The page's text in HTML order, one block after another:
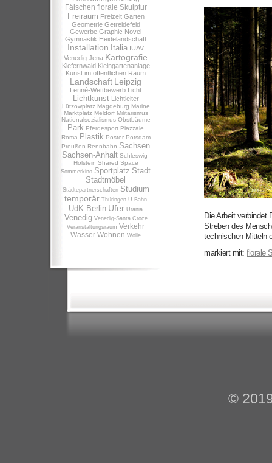
Fälschen florale Skulptur
Freiraum Freizeit Garten
Geometrie Getreidefeld
Gewerbe Graphic Novel
Gymnastik Heidelandschaft
Installation Italia IUAV
Venedig Jena Kartografie
Kiefernwald Kleingartenanlage
Kunst im öffentlichen Raum
Landschaft Leipzig
Lenné-Wettbewerb Licht
Lichtkunst Lichtleiter
Lützowplatz Magdeburg Marine
Marktplatz Meldorf Militarismus
Nationalsozialismus Obstbäume
Park Pferdesport Piazzale
Roma Plastik Poster Potsdam
Preußen Rennbahn Sachsen
Sachsen-Anhalt Schleswig-
Holstein Shared Space
Sommerkino Sportplatz Stadt
Stadtmöbel
Städtepartnerschaften Studium
temporär Thüringen U-Bahn
UdK Berlin Ufer Urania
Venedig Venedig-Santa Croce
Veranstaltungsraum Verkehr
Wasser Wohnen Wolle
Die Arbeit verbindet
Streben des
technischen Mitteln
markiert mit: florale
©